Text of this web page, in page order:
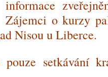
informace
Zájemci o kurzy
Nisou u Liberce.
setkávání